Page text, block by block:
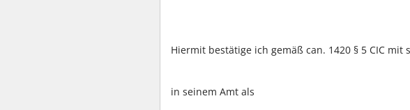
Hiermit bestätige ich gemäß can. 1420 § 5 CIC mit
in seinem Amt als